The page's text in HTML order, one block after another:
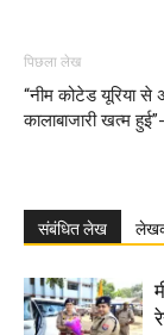
पिछला लेख
“नीम कोटेड यूरिया से
कालाबाजारी खत्म
संबंधित लेख